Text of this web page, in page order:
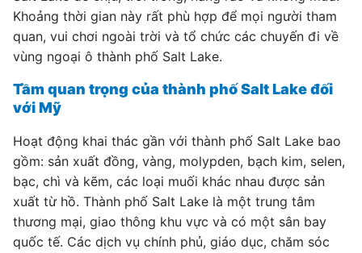
Khoảng thời gian này rất phù hợp để mọi người tham
quan, vui chơi ngoài trời và tổ chức các chuyến đi về
vùng ngoại ô thành phố Salt Lake.
Tầm quan trọng của thành phố Salt Lake đối
với Mỹ
Hoạt động khai thác gần với thành phố Salt Lake bao
gồm: sản xuất đồng, vàng, molypden, bạch kim, selen,
bạc, chì và kẽm, các loại muối khác nhau được sản
xuất từ ​​hồ. Thành phố Salt Lake là một trung tâm
thương mại, giao thông khu vực và có một sân bay
quốc tế. Các dịch vụ chính phủ, giáo dục, chăm sóc